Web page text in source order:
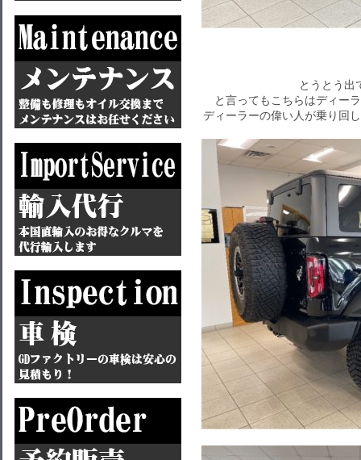
とうとう出
と言ってもこちらはディー
ディーラーの偉い人が乗り回